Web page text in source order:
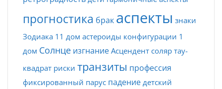
прогностика брак аспекты знаки
Зодиака 11 дом астероиды конфигурации 1
дом Солнце изгнание Асцендент соляр тау-
квадрат риски транзиты профессия
фиксированный парус падение детский